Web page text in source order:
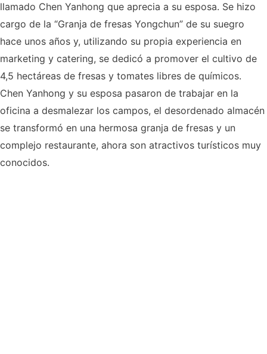
llamado Chen Yanhong que aprecia a su esposa. Se hizo
cargo de la “Granja de fresas Yongchun” de su suegro
hace unos años y, utilizando su propia experiencia en
marketing y catering, se dedicó a promover el cultivo de
4,5 hectáreas de fresas y tomates libres de químicos.
Chen Yanhong y su esposa pasaron de trabajar en la
oficina a desmalezar los campos, el desordenado almacén
se transformó en una hermosa granja de fresas y un
complejo restaurante, ahora son atractivos turísticos muy
conocidos.